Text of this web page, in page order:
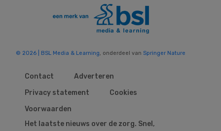
© 2026 | BSL Media & Learning, onderdeel van Springer Nature
Contact
Adverteren
Privacy statement
Cookies
Voorwaarden
Het laatste nieuws over de zorg. Snel,